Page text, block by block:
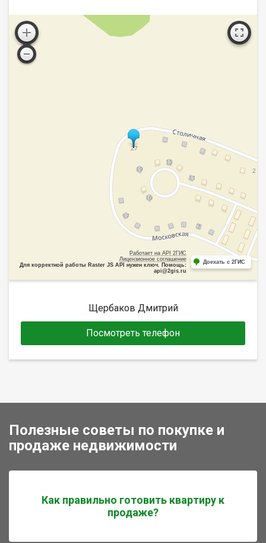
Работает на API 2ГИС
Лицензионное соглашение
Для корректной работы Raster JS API нужен ключ. Помощь:
api@2gis.ru
Доехать с 2ГИС
Щербаков Дмитрий
Посмотреть телефон
Полезные советы по покупке и
продаже недвижимости
Как правильно готовить квартиру к
продаже?